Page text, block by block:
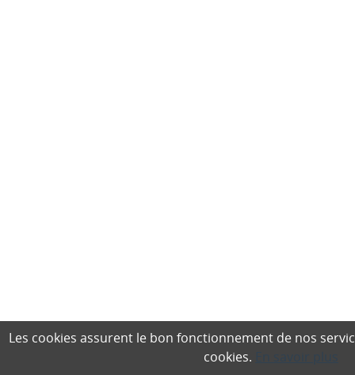
Les cookies assurent le bon fonctionnement de nos
cookies.